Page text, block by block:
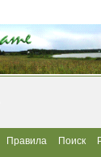
Правила Поиск